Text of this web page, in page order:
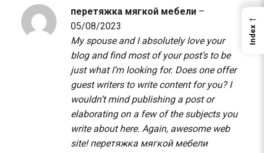
перетяжка мягкой мебели –
05/08/2023
My spouse and I absolutely love your
blog and find most of your post’s to be
just what I’m looking for. Does one offer
guest writers to write content for you? I
wouldn’t mind publishing a post or
elaborating on a few of the subjects you
write about here. Again, awesome web
site!перетяжка мягкой мебели
←
Index